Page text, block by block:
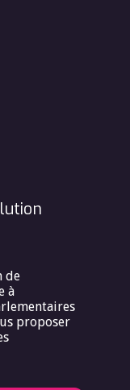
de
à
proposer